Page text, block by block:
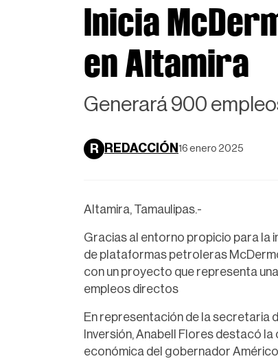
Inicia
en Altamira
Generará 900
R REDACCIÓN 16 enero 2025
Altamira, Tamaulipas.-
Gracias al entorno propicio para la
de plataformas petroleras
con un proyecto que representa
empleos directos
En representación de la secretaria
Inversión, Anabell Flores destacó
económica del gobernador